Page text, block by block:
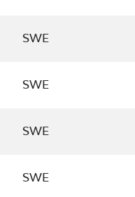
SWE
SWE
SWE
SWE